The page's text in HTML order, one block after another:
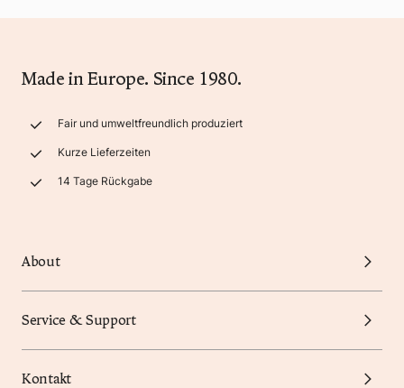
Made in Europe. Since 1980.
Fair und umweltfreundlich produziert
Kurze Lieferzeiten
14 Tage Rückgabe
About
Service & Support
Kontakt